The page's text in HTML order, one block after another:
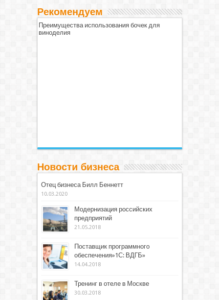
Рекомендуем
Преимущества использования бочек для
виноделия
Новости бизнеса
Отец бизнеса Билл Беннетт
10.03.2020
Модернизация российских
предприятий
21.05.2018
Поставщик программного
обеспечения»1С: ВДГБ»
14.04.2018
Тренинг в отеле в Москве
30.03.2018